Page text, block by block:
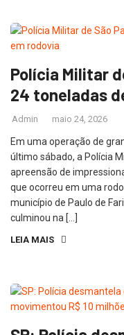
Polícia Militar
24 toneladas
Admin maio 24, 2026
Em uma operação de
último sábado, a Polícia
apreensão de
que ocorreu em uma
município de Paulo de
culminou na […]
LEIA MAIS